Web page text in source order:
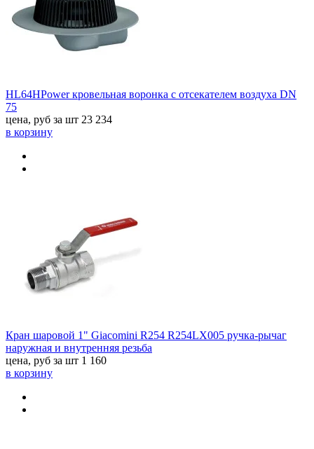
HL64HPower кровельная воронка с отсекателем воздуха DN
75
цена, руб за шт 23 234
в корзину
Кран шаровой 1" Giacomini R254 R254LX005 ручка-рычаг
наружная и внутренняя резьба
цена, руб за шт 1 160
в корзину